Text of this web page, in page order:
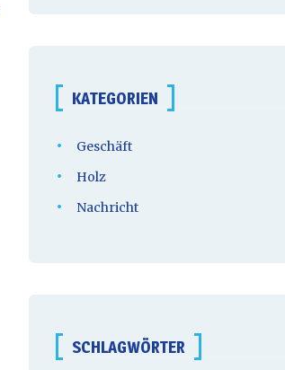
KATEGORIEN
Geschäft
Holz
Nachricht
SCHLAGWÖRTER